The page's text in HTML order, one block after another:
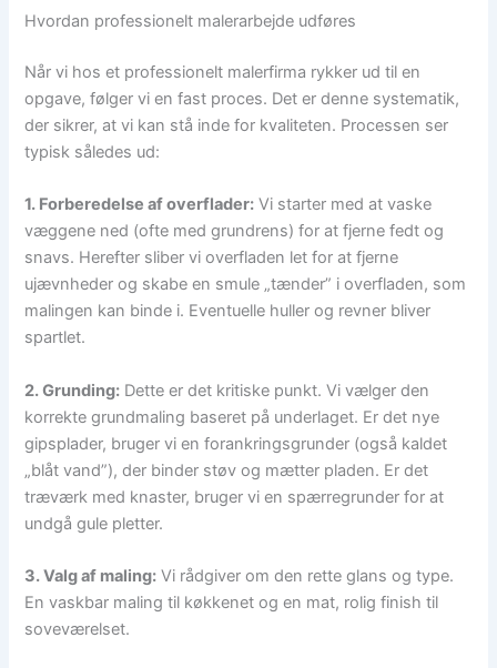
Hvordan professionelt malerarbejde udføres
Når vi hos et professionelt malerfirma rykker ud til en
opgave, følger vi en fast proces. Det er denne systematik,
der sikrer, at vi kan stå inde for kvaliteten. Processen ser
typisk således ud:
1. Forberedelse af overflader: Vi starter med at vaske
væggene ned (ofte med grundrens) for at fjerne fedt og
snavs. Herefter sliber vi overfladen let for at fjerne
ujævnheder og skabe en smule „tænder” i overfladen, som
malingen kan binde i. Eventuelle huller og revner bliver
spartlet.
2. Grunding: Dette er det kritiske punkt. Vi vælger den
korrekte grundmaling baseret på underlaget. Er det nye
gipsplader, bruger vi en forankringsgrunder (også kaldet
„blåt vand”), der binder støv og mætter pladen. Er det
træværk med knaster, bruger vi en spærregrunder for at
undgå gule pletter.
3. Valg af maling: Vi rådgiver om den rette glans og type.
En vaskbar maling til køkkenet og en mat, rolig finish til
soveværelset.